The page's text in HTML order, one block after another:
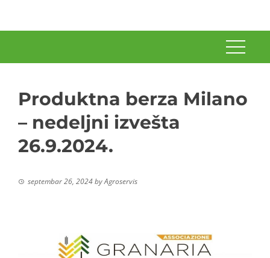
Produktna berza Milano
– nedeljni izvešta
26.9.2024.
septembar 26, 2024byAgroservis